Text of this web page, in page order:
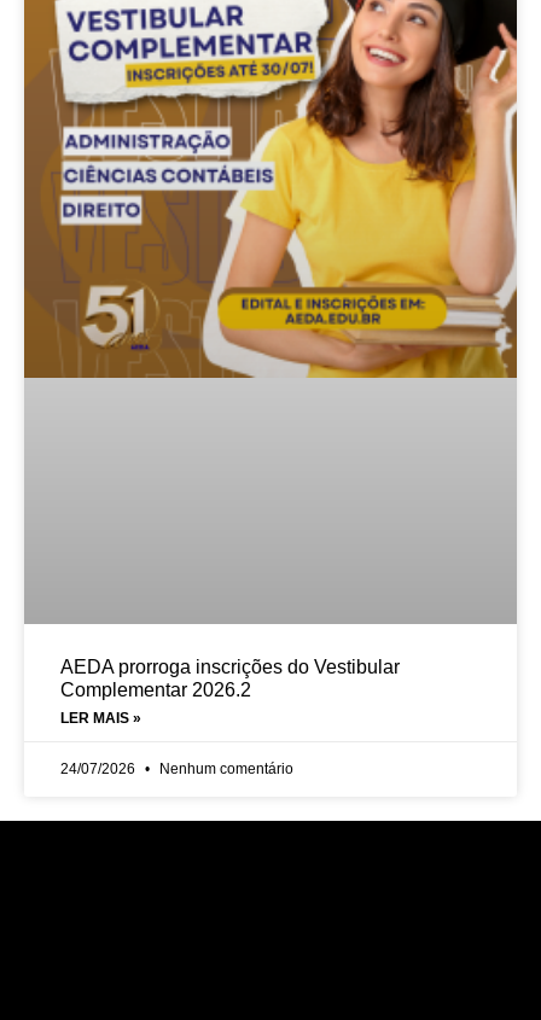
AEDA prorroga inscrições do Vestibular
Complementar 2026.2
LER MAIS »
24/07/2026 Nenhum comentário